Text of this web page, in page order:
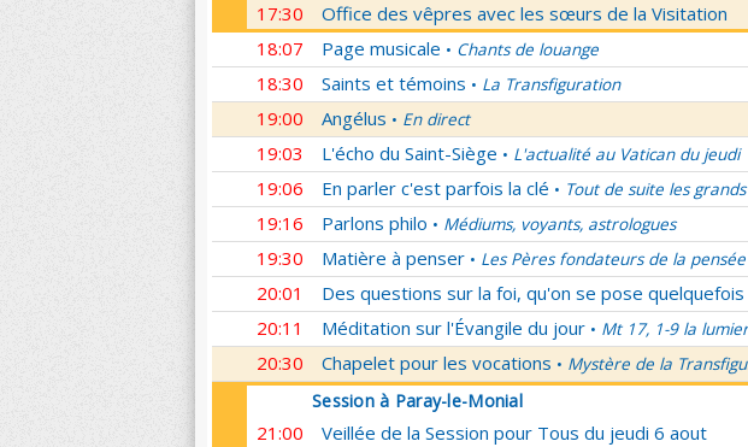
17:30
Office des vêpres avec les sœurs de la Visitation
18:07
Page musicale • Chants de louange
18:30 Saints et témoins • La Transfiguration
19:00 Angélus • En direct
19:03 L'écho du Saint-Siège • L'actualité au Vatican du jeudi
19:06 En parler c'est parfois la clé • Tout de suite les
19:16 Parlons philo • Médiums, voyants, astrologues
19:30 Matière à penser • Les Pères fondateurs de la
20:01 Des questions sur la foi, qu'on se pose quelquefois
20:11 Méditation sur l'Évangile du jour • Mt 17, 1-9 la
20:30 Chapelet pour les vocations • Mystère de la
Session à Paray-le-Monial
21:00
Veillée de la Session pour Tous du jeudi 6 aout